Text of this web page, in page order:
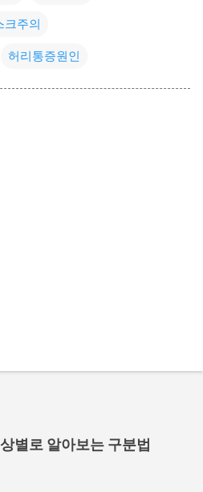
크주의
허리통증원인
별로 알아보는 구분법